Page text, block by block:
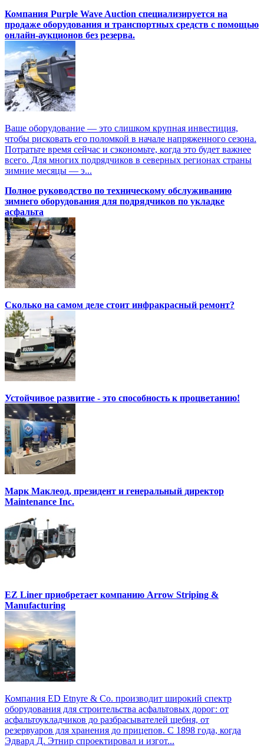
Компания Purple Wave Auction специализируется на
продаже оборудования и транспортных средств с помощью
онлайн-аукционов без резерва.
Ваше оборудование — это слишком крупная инвестиция,
чтобы рисковать его поломкой в начале напряженного сезона.
Потратьте время сейчас и сэкономьте, когда это будет важнее
всего. Для многих подрядчиков в северных регионах страны
зимние месяцы — э...
Полное руководство по техническому обслуживанию
зимнего оборудования для подрядчиков по укладке
асфальта
Сколько на самом деле стоит инфракрасный ремонт?
Устойчивое развитие - это способность к процветанию!
Марк Маклеод, президент и генеральный директор
Maintenance Inc.
EZ Liner приобретает компанию Arrow Striping &
Manufacturing
Компания ED Etnyre & Co. производит широкий спектр
оборудования для строительства асфальтовых дорог: от
асфальтоукладчиков до разбрасывателей щебня, от
резервуаров для хранения до прицепов. С 1898 года, когда
Эдвард Д. Этнир спроектировал и изгот...